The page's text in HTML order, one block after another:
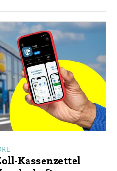
Kassenzettel